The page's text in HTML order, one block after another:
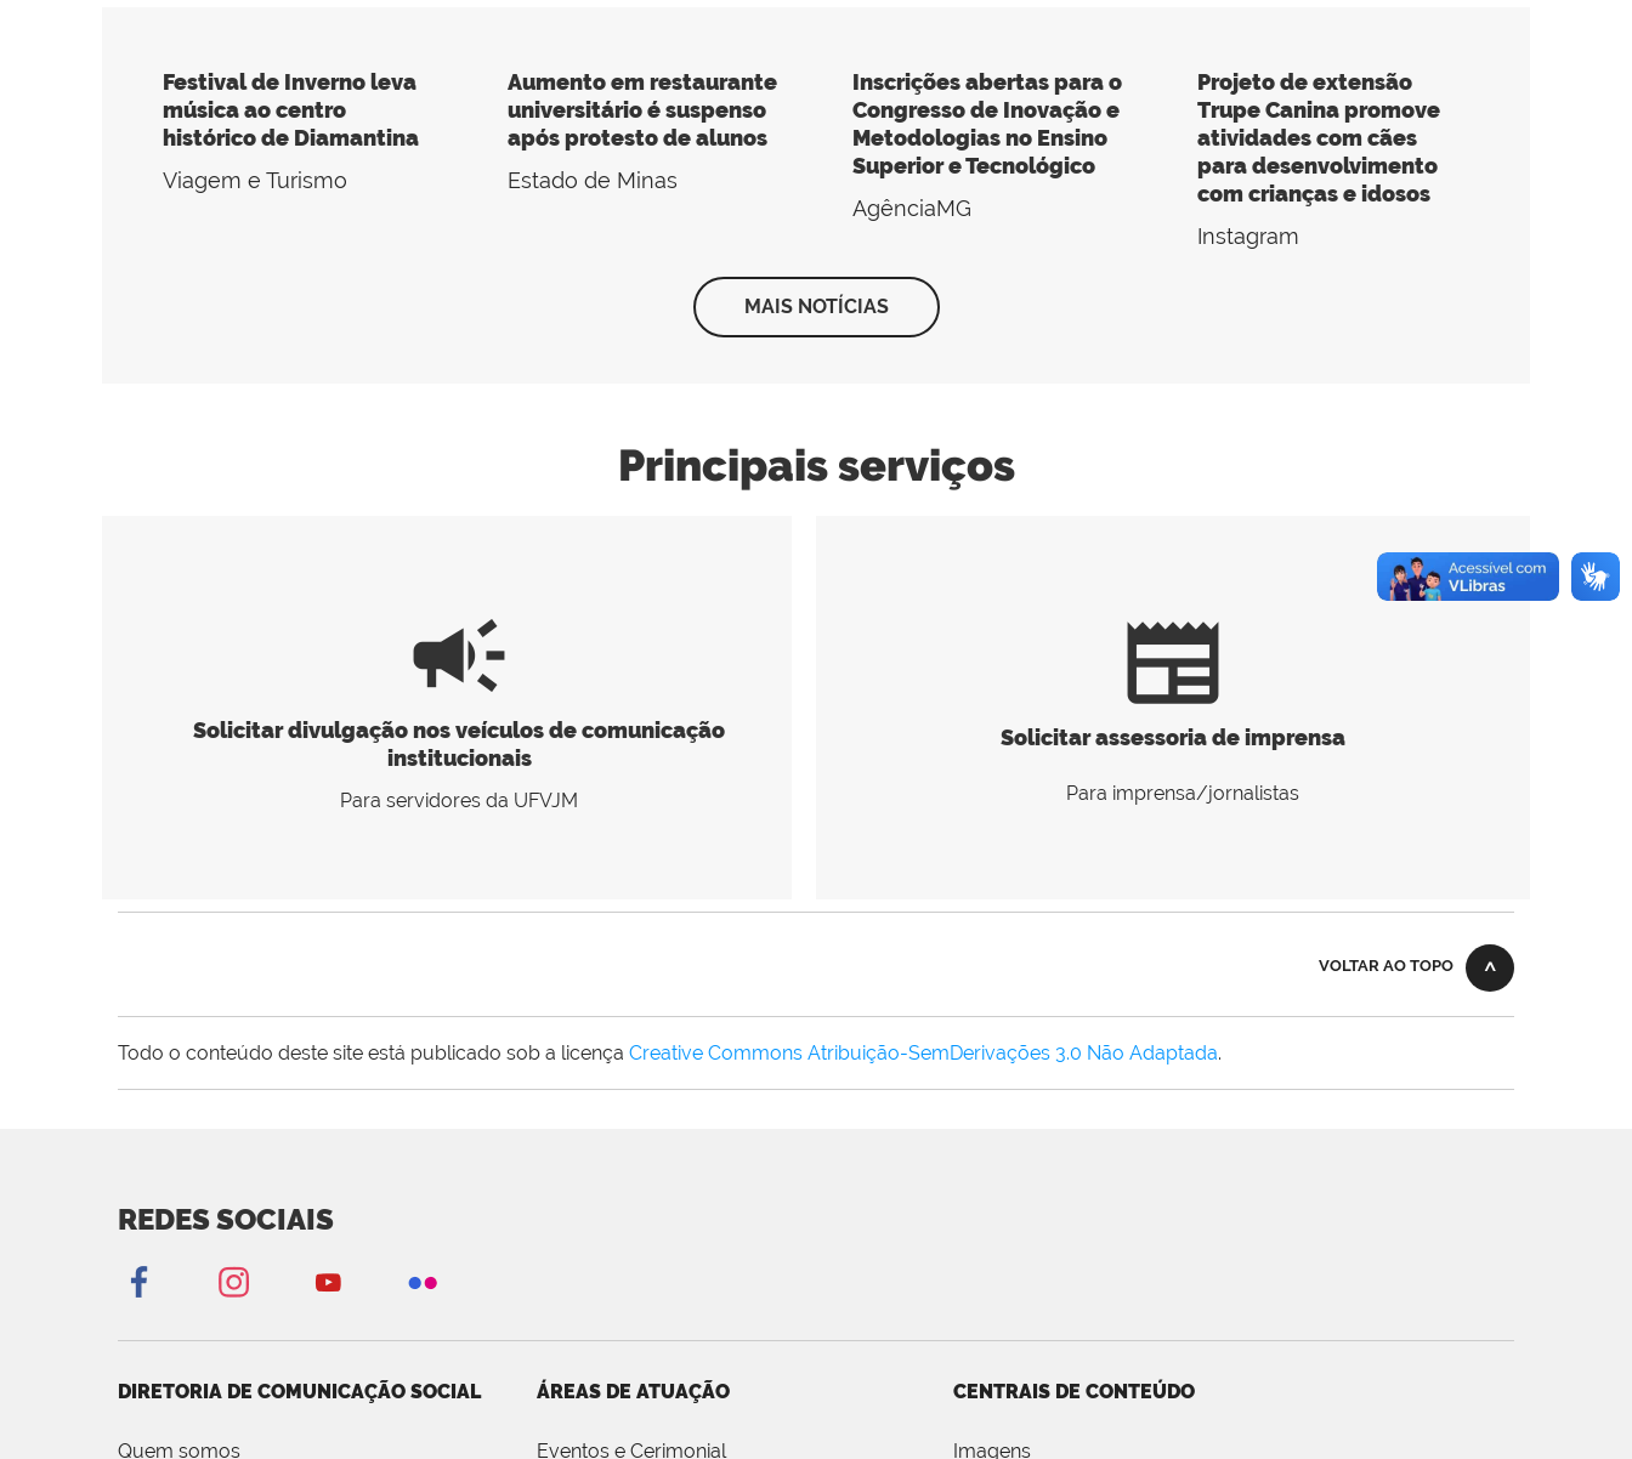
Festival de Inverno leva
música ao centro
histórico de Diamantina
Viagem e Turismo
Aumento em restaurante
universitário é suspenso
após protesto de alunos
Estado de Minas
Inscrições abertas para o
Congresso de Inovação e
Metodologias no Ensino
Superior e Tecnológico
AgênciaMG
Projeto de extensão
Trupe Canina promove
atividades com cães
para desenvolvimento
com crianças e idosos
Instagram
MAIS NOTÍCIAS
Principais serviços
campaign
Solicitar divulgação nos veículos de comunicação
institucionais
Para servidores da UFVJM
newspaper
Solicitar assessoria de imprensa
Para imprensa/jornalistas
VOLTAR AO TOPO
Todo o conteúdo deste site está publicado sob a licença Creative Commons Atribuição-SemDerivações 3.0 Não Adaptada.
REDES SOCIAIS
DIRETORIA DE COMUNICAÇÃO SOCIAL
Quem somos
ÁREAS DE ATUAÇÃO
Eventos e Cerimonial
CENTRAIS DE CONTEÚDO
Imagens